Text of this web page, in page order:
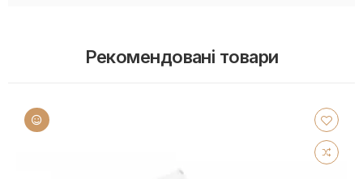
Рекомендовані товари